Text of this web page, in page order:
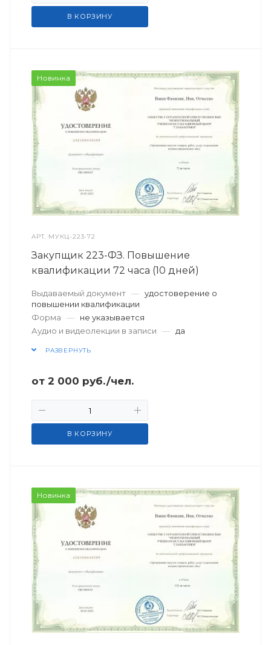
В КОРЗИНУ
Новинка
АРТ. МУКЦ-223-72
Закупщик 223-ФЗ. Повышение
квалификации 72 часа (10 дней)
Выдаваемый документ — удостоверение о
повышении квалификации
Форма
—
не указывается
Аудио и видеолекции в записи
— да
РАЗВЕРНУТЬ
от 2 000 руб./чел.
В КОРЗИНУ
Новинка